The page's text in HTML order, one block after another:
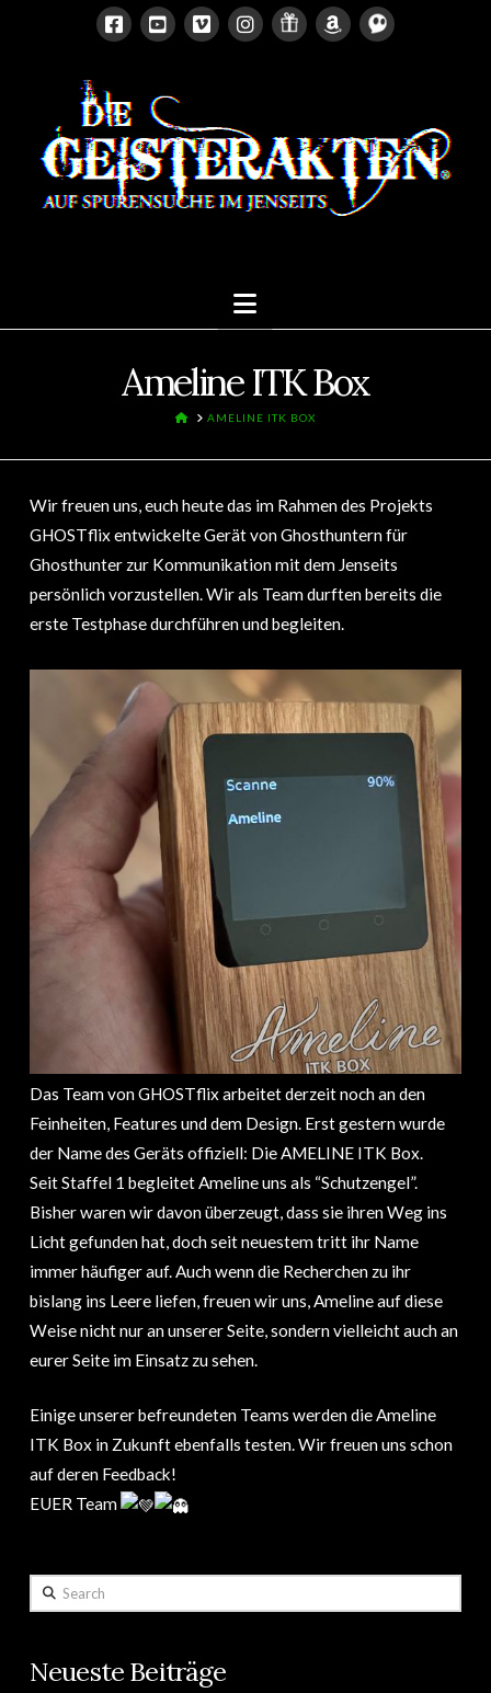
Navigation
Ameline ITK Box
HOMEAMELINE ITK BOX
Wir freuen uns, euch heute das im Rahmen des Projekts
GHOSTflix entwickelte Gerät von Ghosthuntern für
Ghosthunter zur Kommunikation mit dem Jenseits
persönlich vorzustellen. Wir als Team durften bereits die
erste Testphase durchführen und begleiten.
Das Team von GHOSTflix arbeitet derzeit noch an den
Feinheiten, Features und dem Design. Erst gestern wurde
der Name des Geräts offiziell: Die AMELINE ITK Box.
Seit Staffel 1 begleitet Ameline uns als “Schutzengel”.
Bisher waren wir davon überzeugt, dass sie ihren Weg ins
Licht gefunden hat, doch seit neuestem tritt ihr Name
immer häufiger auf. Auch wenn die Recherchen zu ihr
bislang ins Leere liefen, freuen wir uns, Ameline auf diese
Weise nicht nur an unserer Seite, sondern vielleicht auch an
eurer Seite im Einsatz zu sehen.
Einige unserer befreundeten Teams werden die Ameline
ITK Box in Zukunft ebenfalls testen. Wir freuen uns schon
auf deren Feedback!
EUER Team
Search
Neueste Beiträge